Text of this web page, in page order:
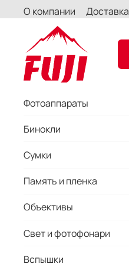
О компании Доставка
Фотоаппараты
Бинокли
Сумки
Память и пленка
Объективы
Свет и фотофонари
Вспышки